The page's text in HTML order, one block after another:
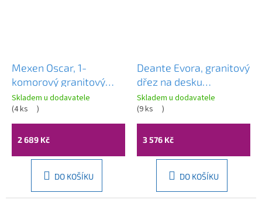
Mexen Oscar, 1-
komorový granitový
dřez 580x490x205 mm,
bílá, 6519581000-20
Skladem u dodavatele
(4 ks )
2 689 Kč
DO KOŠÍKU
Deante Evora, granitový
dřez na desku
780x440x193 mm, 3,5"
+ prostorově úsporný
sifon, 1-komorový, bílá,
ZQJ_A113
Skladem u dodavatele
(9 ks )
3 576 Kč
DO KOŠÍKU